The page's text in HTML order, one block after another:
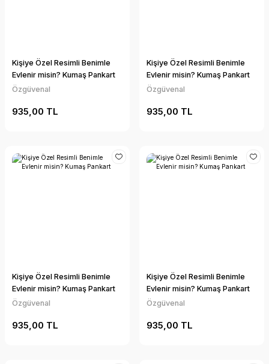
Kişiye Özel Resimli Benimle
Evlenir misin? Kumaş Pankart
Özgüvenal
935,00 TL
Kişiye Özel Resimli Benimle
Evlenir misin? Kumaş Pankart
Özgüvenal
935,00 TL
Kişiye Özel Resimli Benimle
Evlenir misin? Kumaş Pankart
Özgüvenal
935,00 TL
Kişiye Özel Resimli Benimle
Evlenir misin? Kumaş Pankart
Özgüvenal
935,00 TL